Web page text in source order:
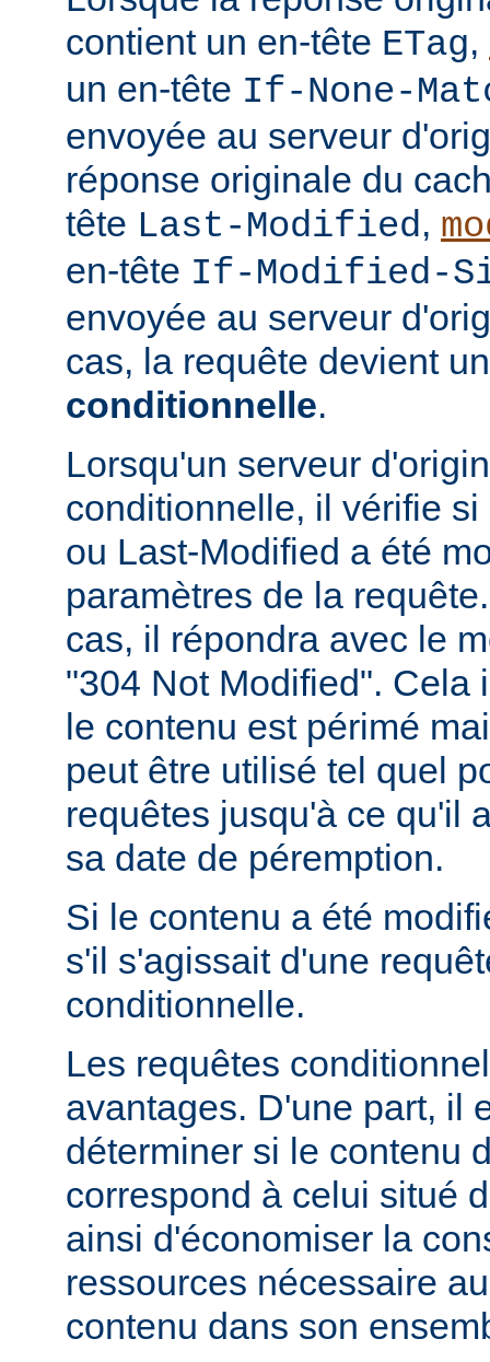
contient un en-tête ETag,
un en-tête If-None-
envoyée au serveur
réponse originale du
tête Last-Modified,
en-tête If-Modified-
envoyée au serveur
cas, la requête devient
conditionnelle.
Lorsqu'un serveur
conditionnelle, il vérifie
ou Last-Modified a été
paramètres de la
cas, il répondra avec le
"304 Not Modified". Cela
le contenu est périmé
peut être utilisé tel quel
requêtes jusqu'à ce qu'il
sa date de péremption.
Si le contenu a été
s'il s'agissait d'une
conditionnelle.
Les requêtes
avantages. D'une part, il
déterminer si le contenu
correspond à celui situé
ainsi d'économiser la
ressources nécessaire
contenu dans son